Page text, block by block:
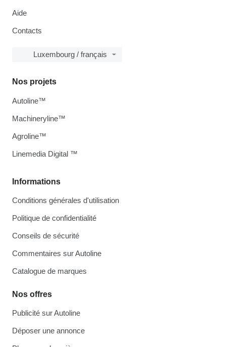
Aide
Contacts
Luxembourg / français
Informations
Conditions générales d'utilisation
Politique de confidentialité
Conseils de sécurité
Commentaires sur Autoline
Catalogue de marques
Nos offres
Publicité sur Autoline
Déposer une annonce
Nos projets
Autoline™
Machineryline™
Agroline™
Linemedia Digital ™